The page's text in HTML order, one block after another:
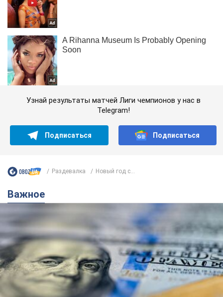
Узнай результаты матчей Лиги чемпионов у нас в
Telegram!
Подписаться Подписаться
Раздевалка Новый год с...
Важное